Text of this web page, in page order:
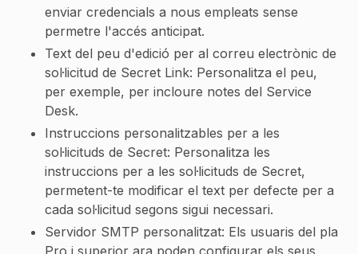
enviar credencials a nous empleats sense
permetre l'accés anticipat.
Text del peu d'edició per al correu electrònic de
sol·licitud de Secret Link: Personalitza el peu,
per exemple, per incloure notes del Service
Desk.
Instruccions personalitzables per a les
sol·licituds de Secret: Personalitza les
instruccions per a les sol·licituds de Secret,
permetent-te modificar el text per defecte per a
cada sol·licitud segons sigui necessari.
Servidor SMTP personalitzat: Els usuaris del pla
Pro i superior ara poden configurar els seus